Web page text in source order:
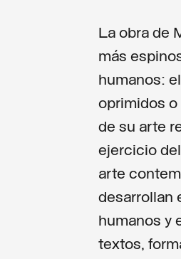
La obra de
más
humanos:
oprimidos
de su arte
ejercicio
arte
desarrollan
humanos y
textos,